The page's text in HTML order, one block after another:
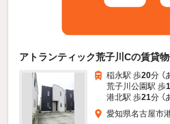
アトランティック荒子川Cの賃貸
稲永駅 歩20分 （
荒子川公園駅 歩
港北駅 歩21分 （
愛知県名古屋市